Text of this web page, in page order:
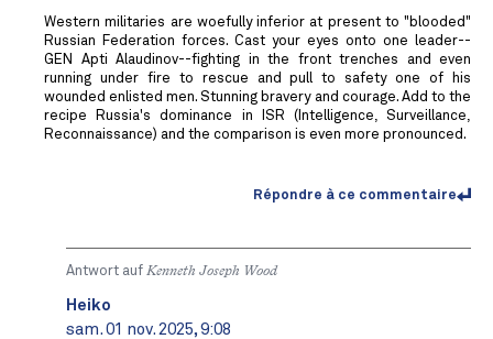
Western militaries are woefully inferior at present to "blooded"
Russian Federation forces. Cast your eyes onto one leader--
GEN Apti Alaudinov--fighting in the front trenches and even
running under fire to rescue and pull to safety one of his
wounded enlisted men. Stunning bravery and courage. Add to the
recipe Russia's dominance in ISR (Intelligence, Surveillance,
Reconnaissance) and the comparison is even more pronounced.
Répondre à ce commentaire
Antwort auf Kenneth Joseph Wood
Heiko
sam. 01 nov. 2025, 9:08